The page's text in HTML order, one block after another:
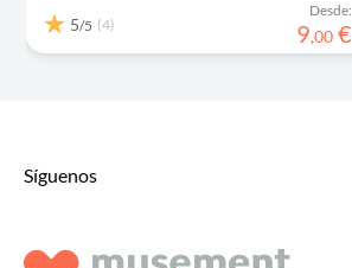
5/5 (4)
Desde:
9,00 €
Síguenos